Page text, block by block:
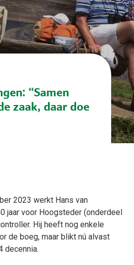
“Samen
zaak, daar doe
2023 werkt Hans van
jaar voor Hoogsteder (onderdeel
Hij heeft nog enkele
de boeg, maar blikt nú alvast
decennia.